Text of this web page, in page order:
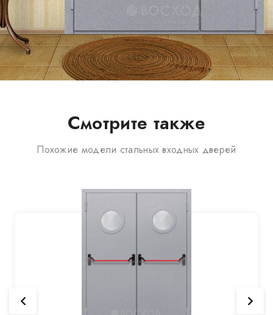
Смотрите также
Похожие модели стальных входных дверей